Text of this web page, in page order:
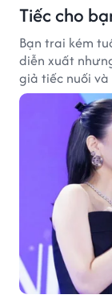
Tiếc cho
Bạn trai kém
diễn xuất
giả tiếc nuối